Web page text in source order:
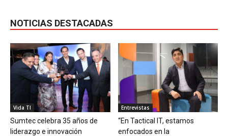
NOTICIAS DESTACADAS
Vida TI
Sumtec celebra 35 años de
liderazgo e innovación
Entrevistas
“En Tactical IT, estamos
enfocados en la